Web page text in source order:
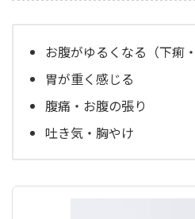
お腹がゆるくなる（下痢・
胃が重く感じる
腹痛・お腹の張り
吐き気・胸やけ